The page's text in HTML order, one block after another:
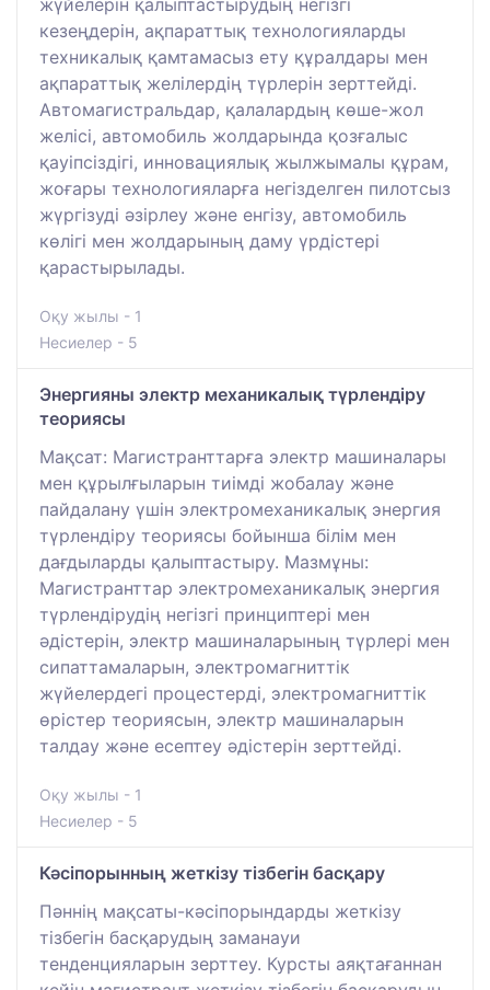
жүйелерін қалыптастырудың негізгі
кезеңдерін, ақпараттық технологияларды
техникалық қамтамасыз ету құралдары мен
ақпараттық желілердің түрлерін зерттейді.
Автомагистральдар, қалалардың көше-жол
желісі, автомобиль жолдарында қозғалыс
қауіпсіздігі, инновациялық жылжымалы құрам,
жоғары технологияларға негізделген пилотсыз
жүргізуді әзірлеу және енгізу, автомобиль
көлігі мен жолдарының даму үрдістері
қарастырылады.
Оқу жылы - 1
Несиелер - 5
Энергияны электр механикалық түрлендіру
теориясы
Мақсат: Магистранттарға электр машиналары
мен құрылғыларын тиімді жобалау және
пайдалану үшін электромеханикалық энергия
түрлендіру теориясы бойынша білім мен
дағдыларды қалыптастыру. Мазмұны:
Магистранттар электромеханикалық энергия
түрлендірудің негізгі принциптері мен
әдістерін, электр машиналарының түрлері мен
сипаттамаларын, электромагниттік
жүйелердегі процестерді, электромагниттік
өрістер теориясын, электр машиналарын
талдау және есептеу әдістерін зерттейді.
Оқу жылы - 1
Несиелер - 5
Кәсіпорынның жеткізу тізбегін басқару
Пәннің мақсаты-кәсіпорындарды жеткізу
тізбегін басқарудың заманауи
тенденцияларын зерттеу. Курсты аяқтағаннан